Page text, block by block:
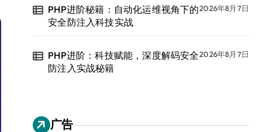
PHP进阶秘籍：自动化运维视角下的
安全防注入科技实战
2026年8月7日
PHP进阶：科技赋能，深度解码安全
防注入实战秘籍
2026年8月7日
广告